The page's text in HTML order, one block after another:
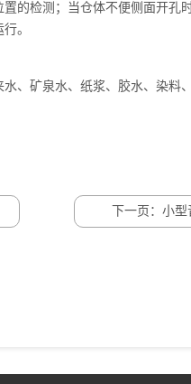
的检测；当仓体不便侧面开孔
。
、矿泉水、纸浆、胶水、染料
下一页：小